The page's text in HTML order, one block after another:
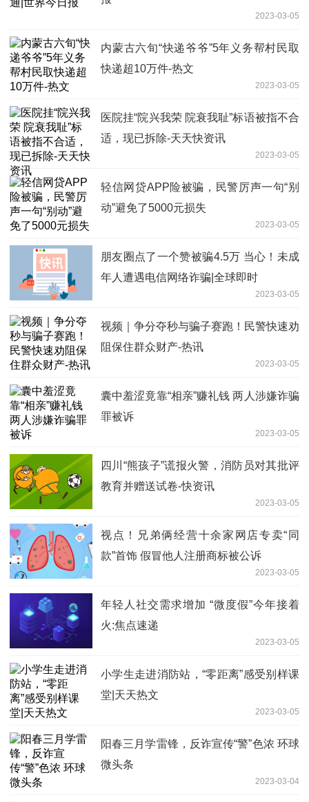
2023-03-05
内蒙古六旬“快递爷爷”5年义务帮村民取
快递超10万件-热文
2023-03-05
医院挂“院兴我荣 院衰我耻”标语被指不合
适，现已拆除-天天快资讯
2023-03-05
轻信网贷APP险被骗，民警厉声一句“别
动”避免了5000元损失
2023-03-05
朋友圈点了一个赞被骗4.5万 当心！未成
年人遭遇电信网络诈骗|全球即时
2023-03-05
视频｜争分夺秒与骗子赛跑！民警快速劝
阻保住群众财产-热讯
2023-03-05
囊中羞涩竟靠“相亲”赚礼钱 两人涉嫌诈骗
罪被诉
2023-03-05
四川“熊孩子”谎报火警，消防员对其批评
教育并赠送试卷-快资讯
2023-03-05
视点！兄弟俩经营十余家网店专卖“同
款”首饰 假冒他人注册商标被公诉
2023-03-05
年轻人社交需求增加 “微度假”今年接着
火:焦点速递
2023-03-05
小学生走进消防站，“零距离”感受别样课
堂|天天热文
2023-03-05
阳春三月学雷锋，反诈宣传“警”色浓 环球
微头条
2023-03-04